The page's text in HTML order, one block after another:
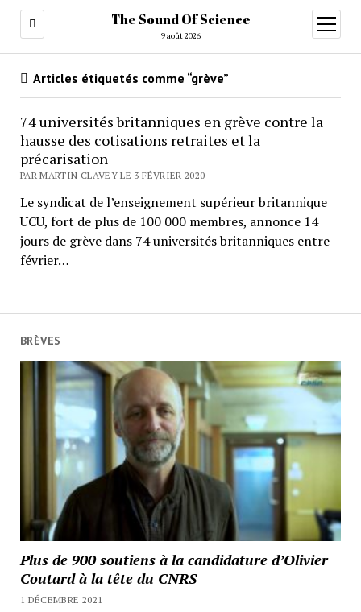
The Sound Of Science
9 août 2026
ouvrir
menu
BRÈVES
Plus de 900 soutiens à la candidature d’Olivier
Coutard à la tête du CNRS
1 DÉCEMBRE 2021
Articles étiquetés comme “grève”
74 universités britanniques en grève contre la
hausse des cotisations retraites et la
précarisation
PAR MARTIN CLAVEY LE 3 FÉVRIER 2020
Le syndicat de l’enseignement supérieur britannique
UCU, fort de plus de 100 000 membres, annonce 14
jours de grève dans 74 universités britanniques entre
février…